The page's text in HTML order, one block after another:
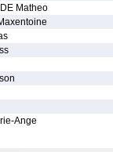
Matheo
Ange